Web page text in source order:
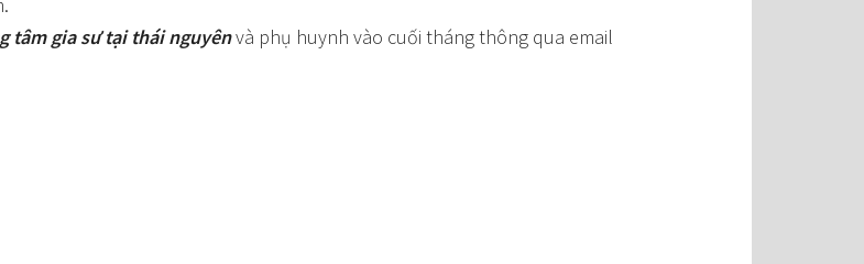
tâm gia sư tại thái nguyênvà phụ huynh vào cuối tháng thông qua email